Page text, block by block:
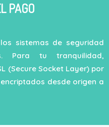
PAGO
sistemas de seguridad
Para tu tranquilidad,
(Secure Socket Layer) por
desde origen a